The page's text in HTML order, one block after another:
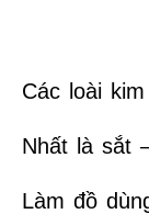
Các loài
Nhất là sắt
Làm đồ